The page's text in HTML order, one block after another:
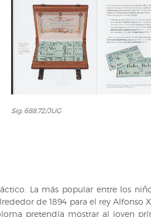
688.72/JUG
Sig: 688.72/JUG
La más popular entre los
de 1894 para el rey
pretendía mostrar al joven